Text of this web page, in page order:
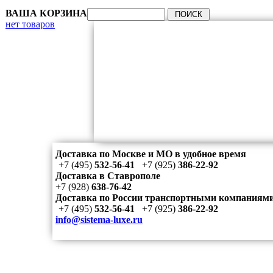
ВАША КОРЗИНА
нет товаров
Доставка по Москве и МО в удобное время
+7 (495) 532-56-41 +7 (925) 386-22-92
Доставка в Ставрополе
+7 (928) 638-76-42
Доставка по России транспортными
+7 (495) 532-56-41 +7 (925) 386-22-92
info@sistema-luxe.ru